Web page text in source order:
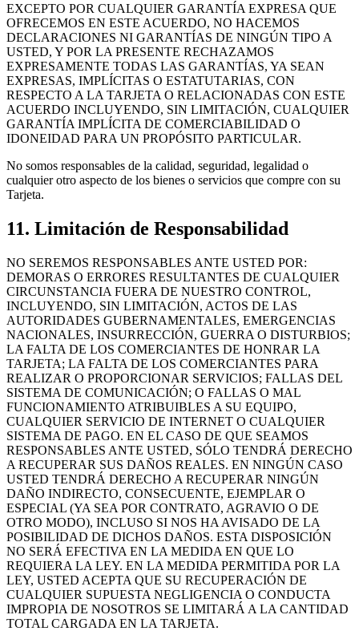
EXCEPTO POR CUALQUIER GARANTÍA EXPRESA QUE
OFRECEMOS EN ESTE ACUERDO, NO HACEMOS
DECLARACIONES NI GARANTÍAS DE NINGÚN TIPO A
USTED, Y POR LA PRESENTE RECHAZAMOS
EXPRESAMENTE TODAS LAS GARANTÍAS, YA SEAN
EXPRESAS, IMPLÍCITAS O ESTATUTARIAS, CON
RESPECTO A LA TARJETA O RELACIONADAS CON ESTE
ACUERDO INCLUYENDO, SIN LIMITACIÓN, CUALQUIER
GARANTÍA IMPLÍCITA DE COMERCIABILIDAD O
IDONEIDAD PARA UN PROPÓSITO PARTICULAR.
No somos responsables de la calidad, seguridad, legalidad o
cualquier otro aspecto de los bienes o servicios que compre con su
Tarjeta.
11. Limitación de Responsabilidad
NO SEREMOS RESPONSABLES ANTE USTED POR:
DEMORAS O ERRORES RESULTANTES DE CUALQUIER
CIRCUNSTANCIA FUERA DE NUESTRO CONTROL,
INCLUYENDO, SIN LIMITACIÓN, ACTOS DE LAS
AUTORIDADES GUBERNAMENTALES, EMERGENCIAS
NACIONALES, INSURRECCIÓN, GUERRA O DISTURBIOS;
LA FALTA DE LOS COMERCIANTES DE HONRAR LA
TARJETA; LA FALTA DE LOS COMERCIANTES PARA
REALIZAR O PROPORCIONAR SERVICIOS; FALLAS DEL
SISTEMA DE COMUNICACIÓN; O FALLAS O MAL
FUNCIONAMIENTO ATRIBUIBLES A SU EQUIPO,
CUALQUIER SERVICIO DE INTERNET O CUALQUIER
SISTEMA DE PAGO. EN EL CASO DE QUE SEAMOS
RESPONSABLES ANTE USTED, SÓLO TENDRÁ DERECHO
A RECUPERAR SUS DAÑOS REALES. EN NINGÚN CASO
USTED TENDRÁ DERECHO A RECUPERAR NINGÚN
DAÑO INDIRECTO, CONSECUENTE, EJEMPLAR O
ESPECIAL (YA SEA POR CONTRATO, AGRAVIO O DE
OTRO MODO), INCLUSO SI NOS HA AVISADO DE LA
POSIBILIDAD DE DICHOS DAÑOS. ESTA DISPOSICIÓN
NO SERÁ EFECTIVA EN LA MEDIDA EN QUE LO
REQUIERA LA LEY. EN LA MEDIDA PERMITIDA POR LA
LEY, USTED ACEPTA QUE SU RECUPERACIÓN DE
CUALQUIER SUPUESTA NEGLIGENCIA O CONDUCTA
IMPROPIA DE NOSOTROS SE LIMITARÁ A LA CANTIDAD
TOTAL CARGADA EN LA TARJETA.